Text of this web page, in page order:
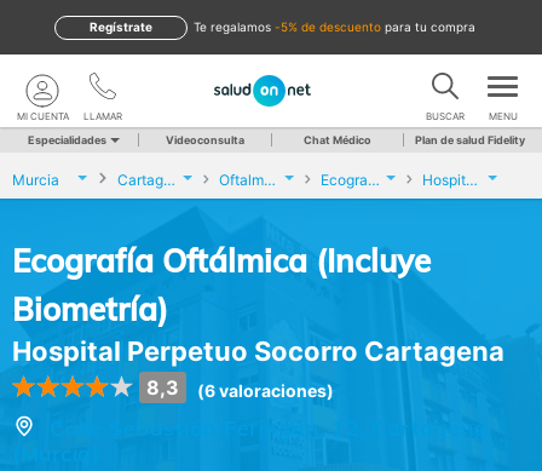
te regalamos -5% de descuento para tu compra
Regístrate
LLAMAR
MI CUENTA BUSCAR MENU
Especialidades Videoconsulta Chat Médico Plan de salud Fidelity
Murcia Cartagena Oftalmología Ecografía Oftálmica (Incluye Biometría) Hospital Perpetuo Socorro Cartagena
Ecografía Oftálmica (Incluye
Biometría)
Hospital Perpetuo Socorro Cartagena
8,3 (6 valoraciones)
Calle Sebastián Feringán, 12, Cartagena